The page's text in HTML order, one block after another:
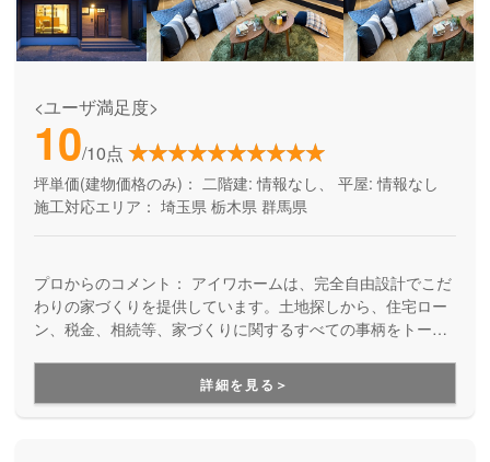
<ユーザ満足度>
10/10点
坪単価(建物価格のみ)： 二階建: 情報なし、 平屋: 情報なし
施工対応エリア： 埼玉県 栃木県 群馬県
プロからのコメント： アイワホームは、完全自由設計でこだ
わりの家づくりを提供しています。土地探しから、住宅ロー
ン、税金、相続等、家づくりに関するすべての事柄をトータ
実現できます。家づくりを始めると次々と出てくる疑問・質
問にも、一つ一つ丁寧に回答してくれて、保証も充実してい
るので、建てる時も住んでからも安心してお任せいただける
詳細を見る＞